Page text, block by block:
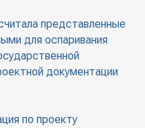
представленные
для оспаривания
документации
по проекту